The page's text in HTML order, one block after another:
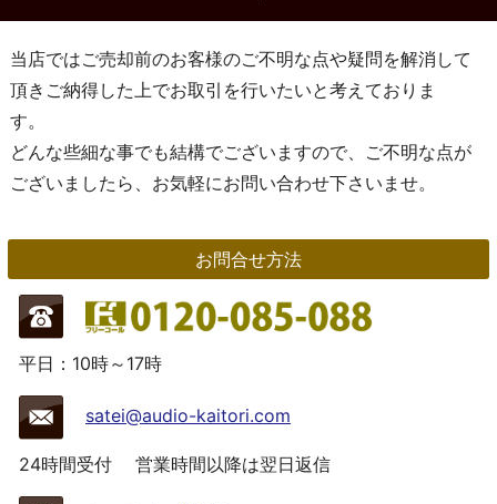
当店ではご売却前のお客様のご不明な点や疑問を解消して
頂きご納得した上でお取引を行いたいと考えておりま
す。
どんな些細な事でも結構でございますので、ご不明な点が
ございましたら、お気軽にお問い合わせ下さいませ。
お問合せ方法
平日：10時～17時
satei@audio-kaitori.com
24時間受付 営業時間以降は翌日返信